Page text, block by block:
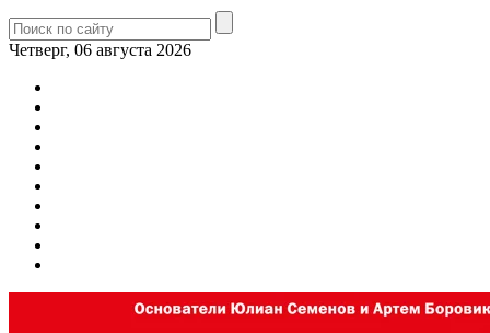
Четверг, 06 августа 2026